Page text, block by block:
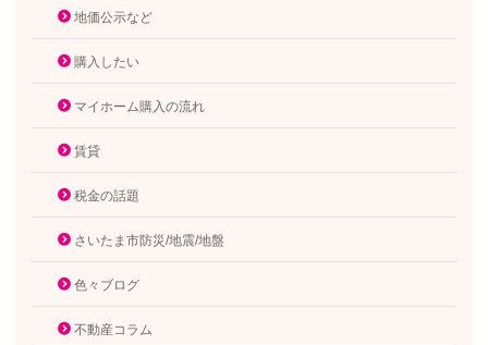
地価公示など
購入したい
マイホーム購入の流れ
賃貸
税金の話題
さいたま市防災/地震/地盤
色々ブログ
不動産コラム